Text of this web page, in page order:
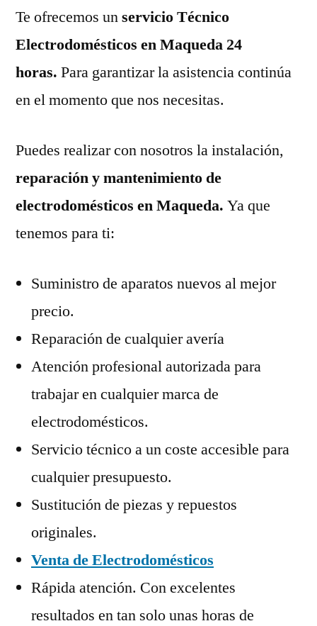
Te ofrecemos unservicio Técnico
Electrodomésticos en Maqueda 24
horas. Para garantizar la asistencia continúa
en el momento que nos necesitas.
Puedes realizar con nosotros la instalación,
reparación y mantenimiento de
electrodomésticos en Maqueda. Ya que
tenemos para ti:
Suministro de aparatos nuevos al mejor
precio.
Reparación de cualquier avería
Atención profesional autorizada para
trabajar en cualquier marca de
electrodomésticos.
Servicio técnico a un coste accesible para
cualquier presupuesto.
Sustitución de piezas y repuestos
originales.
Venta de Electrodomésticos
Rápida atención. Con excelentes
resultados en tan solo unas horas de